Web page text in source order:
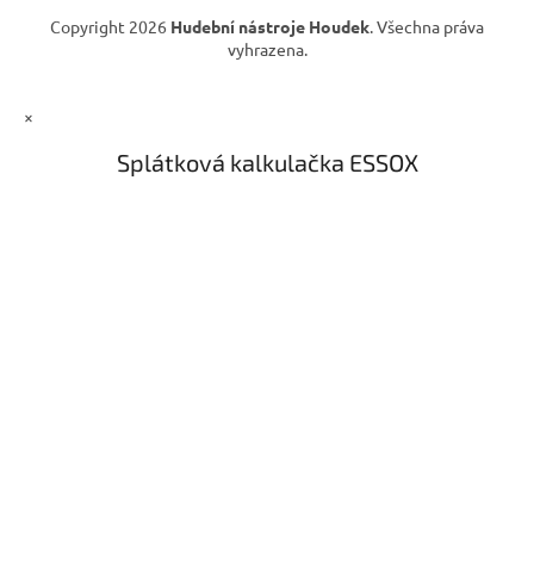
s
u
Copyright 2026 Hudební nástroje Houdek. Všechna práva
vyhrazena.
×
Splátková kalkulačka ESSOX